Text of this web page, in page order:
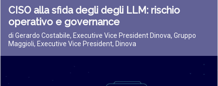
CISO alla sfida degli degli LLM: rischio
operativo e governance
di Gerardo Costabile, Executive Vice President Dinova, Gruppo
Maggioli, Executive Vice President, Dinova